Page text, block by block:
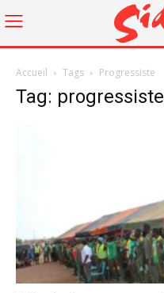
Accueil Tags Progressiste
Tag: progressiste